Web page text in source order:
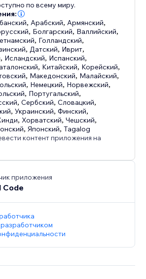
по всему миру.
, Арабский, Армянский,
, Болгарский, Валлийский,
, Голландский,
, Датский, Иврит,
, Исландский, Испанский,
, Китайский, Корейский,
, Македонский, Малайский,
, Немецкий, Норвежский,
, Португальский,
,Сербский,Словацкий,
,Украинский,Финский,
, Хорватский,Чешский,
,Японский,Tagalog
контент приложения на
приложения
разработчиком